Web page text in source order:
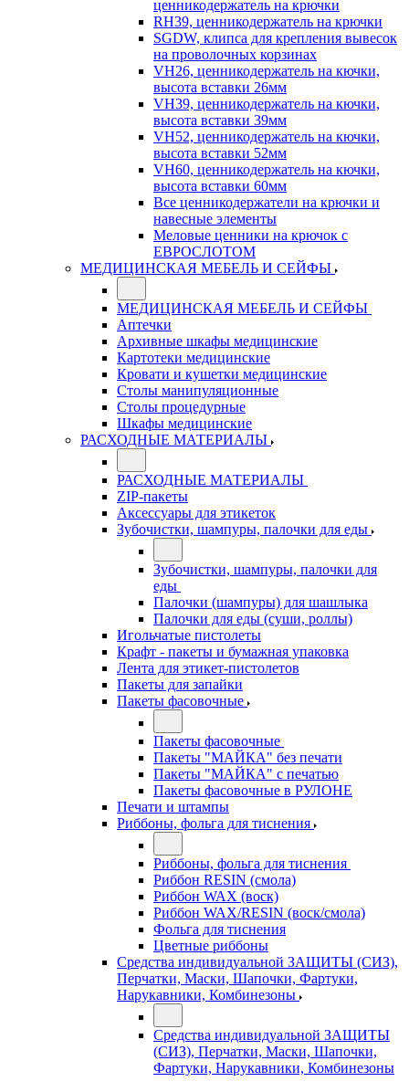
ценникодержатель на крючки
RH39, ценникодержатель на крючки
SGDW, клипса для крепления вывесок
на проволочных корзинах
VH26, ценникодержатель на кючки,
высота вставки 26мм
VH39, ценникодержатель на кючки,
высота вставки 39мм
VH52, ценникодержатель на кючки,
высота вставки 52мм
VH60, ценникодержатель на кючки,
высота вставки 60мм
Все ценникодержатели на крючки и
навесные элементы
Меловые ценники на крючок с
ЕВРОСЛОТОМ
МЕДИЦИНСКАЯ МЕБЕЛЬ И СЕЙФЫ
МЕДИЦИНСКАЯ МЕБЕЛЬ И СЕЙФЫ
Аптечки
Архивные шкафы медицинские
Картотеки медицинские
Кровати и кушетки медицинские
Столы манипуляционные
Столы процедурные
Шкафы медицинские
РАСХОДНЫЕ МАТЕРИАЛЫ
РАСХОДНЫЕ МАТЕРИАЛЫ
ZIP-пакеты
Аксессуары для этикеток
Зубочистки, шампуры, палочки для еды
Зубочистки, шампуры, палочки для
еды
Палочки (шампуры) для шашлыка
Палочки для еды (суши, роллы)
Игольчатые пистолеты
Крафт - пакеты и бумажная упаковка
Лента для этикет-пистолетов
Пакеты для запайки
Пакеты фасовочные
Пакеты фасовочные
Пакеты "МАЙКА" без печати
Пакеты "МАЙКА" с печатью
Пакеты фасовочные в РУЛОНЕ
Печати и штампы
Риббоны, фольга для тиснения
Риббоны, фольга для тиснения
Риббон RESIN (смола)
Риббон WAX (воск)
Риббон WAX/RESIN (воск/смола)
Фольга для тиснения
Цветные риббоны
Средства индивидуальной ЗАЩИТЫ (СИЗ),
Перчатки, Маски, Шапочки, Фартуки,
Нарукавники, Комбинезоны
Средства индивидуальной ЗАЩИТЫ
(СИЗ), Перчатки, Маски, Шапочки,
Фартуки, Нарукавники, Комбинезоны